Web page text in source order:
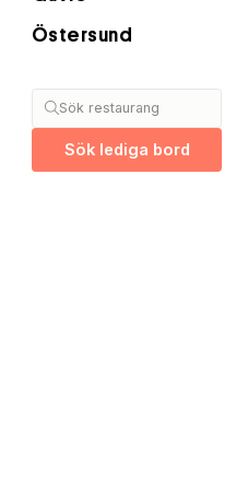
Östersund
Sök restaurang
Sök lediga bord